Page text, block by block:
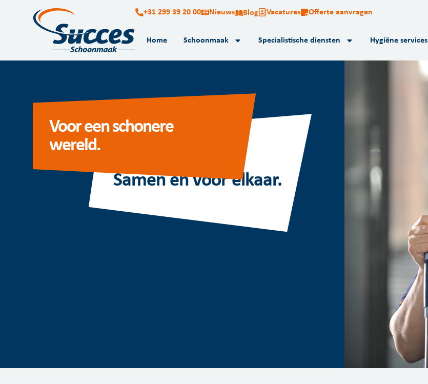
+31 299 39 20 00 Nieuws Blog Vacatures Offerte aanvragen
Home Schoonmaak Specialistische diensten Hygiëne services
Voor een schonere
wereld.
Samen en voor elkaar.